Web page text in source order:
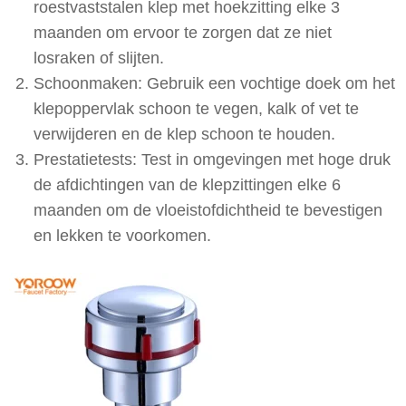
roestvaststalen klep met hoekzitting elke 3
maanden om ervoor te zorgen dat ze niet
losraken of slijten.
Schoonmaken: Gebruik een vochtige doek om het
klepoppervlak schoon te vegen, kalk of vet te
verwijderen en de klep schoon te houden.
Prestatietests: Test in omgevingen met hoge druk
de afdichtingen van de klepzittingen elke 6
maanden om de vloeistofdichtheid te bevestigen
en lekken te voorkomen.